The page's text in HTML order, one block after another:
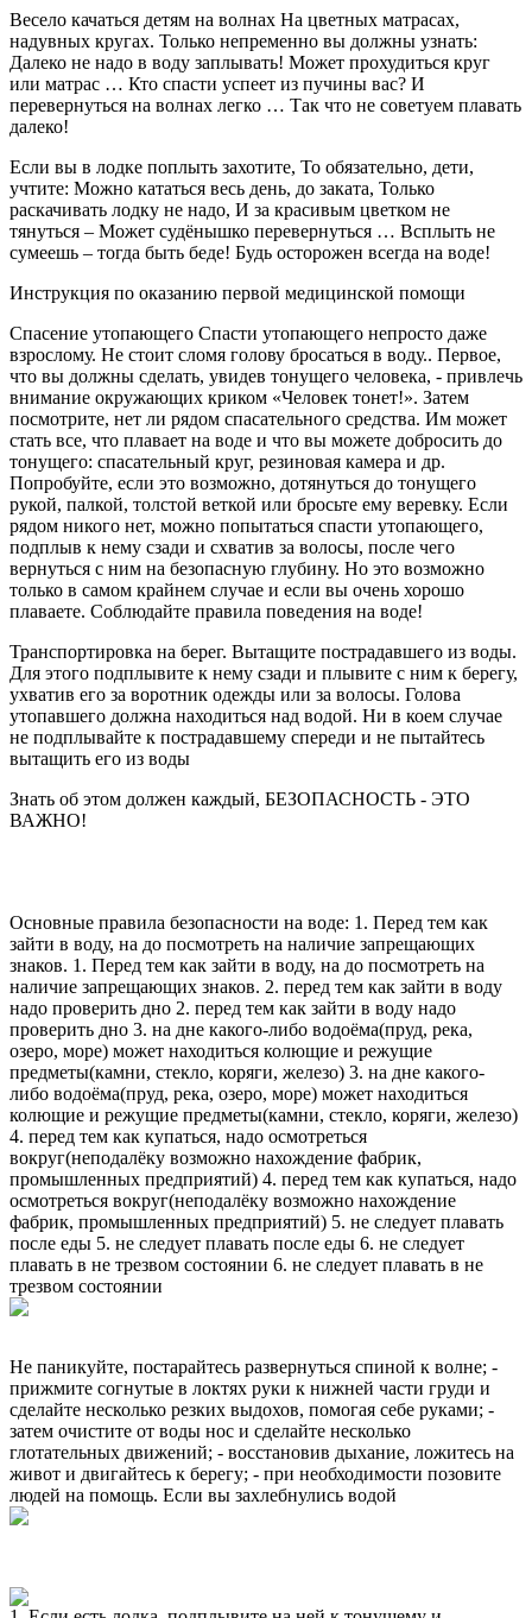
Весело качаться детям на волнах На цветных матрасах,
надувных кругах. Только непременно вы должны узнать:
Далеко не надо в воду заплывать! Может прохудиться круг
или матрас … Кто спасти успеет из пучины вас? И
перевернуться на волнах легко … Так что не советуем плавать
далеко!
Если вы в лодке поплыть захотите, То обязательно, дети,
учтите: Можно кататься весь день, до заката, Только
раскачивать лодку не надо, И за красивым цветком не
тянуться – Может судёнышко перевернуться … Всплыть не
сумеешь – тогда быть беде! Будь осторожен всегда на воде!
Инструкция по оказанию первой медицинской помощи
Спасение утопающего Спасти утопающего непросто даже
взрослому. Не стоит сломя голову бросаться в воду.. Первое,
что вы должны сделать, увидев тонущего человека, - привлечь
внимание окружающих криком «Человек тонет!». Затем
посмотрите, нет ли рядом спасательного средства. Им может
стать все, что плавает на воде и что вы можете добросить до
тонущего: спасательный круг, резиновая камера и др.
Попробуйте, если это возможно, дотянуться до тонущего
рукой, палкой, толстой веткой или бросьте ему веревку. Если
рядом никого нет, можно попытаться спасти утопающего,
подплыв к нему сзади и схватив за волосы, после чего
вернуться с ним на безопасную глубину. Но это возможно
только в самом крайнем случае и если вы очень хорошо
плаваете. Соблюдайте правила поведения на воде!
Транспортировка на берег. Вытащите пострадавшего из воды.
Для этого подплывите к нему сзади и плывите с ним к берегу,
ухватив его за воротник одежды или за волосы. Голова
утопавшего должна находиться над водой. Ни в коем случае
не подплывайте к пострадавшему спереди и не пытайтесь
вытащить его из воды
Знать об этом должен каждый, БЕЗОПАСНОСТЬ - ЭТО
ВАЖНО!
Основные правила безопасности на воде: 1. Перед тем как
зайти в воду, на до посмотреть на наличие запрещающих
знаков. 1. Перед тем как зайти в воду, на до посмотреть на
наличие запрещающих знаков. 2. перед тем как зайти в воду
надо проверить дно 2. перед тем как зайти в воду надо
проверить дно 3. на дне какого-либо водоёма(пруд, река,
озеро, море) может находиться колющие и режущие
предметы(камни, стекло, коряги, железо) 3. на дне какого-
либо водоёма(пруд, река, озеро, море) может находиться
колющие и режущие предметы(камни, стекло, коряги, железо)
4. перед тем как купаться, надо осмотреться
вокруг(неподалёку возможно нахождение фабрик,
промышленных предприятий) 4. перед тем как купаться, надо
осмотреться вокруг(неподалёку возможно нахождение
фабрик, промышленных предприятий) 5. не следует плавать
после еды 5. не следует плавать после еды 6. не следует
плавать в не трезвом состоянии 6. не следует плавать в не
трезвом состоянии
Не паникуйте, постарайтесь развернуться спиной к волне; -
прижмите согнутые в локтях руки к нижней части груди и
сделайте несколько резких выдохов, помогая себе руками; -
затем очистите от воды нос и сделайте несколько
глотательных движений; - восстановив дыхание, ложитесь на
живот и двигайтесь к берегу; - при необходимости позовите
людей на помощь. Если вы захлебнулись водой